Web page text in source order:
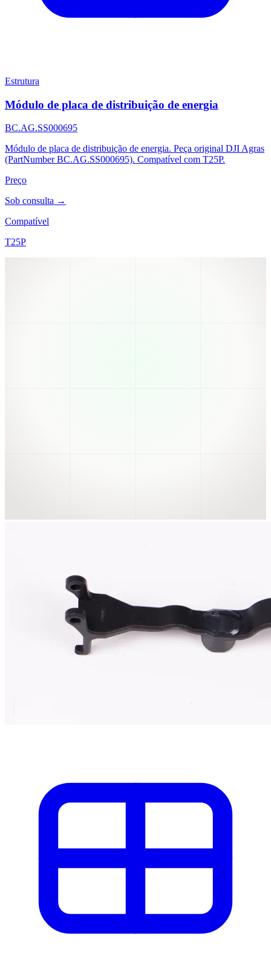
Estrutura
Módulo de placa de distribuição de energia
BC.AG.SS000695
Módulo de placa de distribuição de energia. Peça original DJI Agras
(PartNumber BC.AG.SS000695). Compatível com T25P.
Preço
Sob consulta →
Compatível
T25P